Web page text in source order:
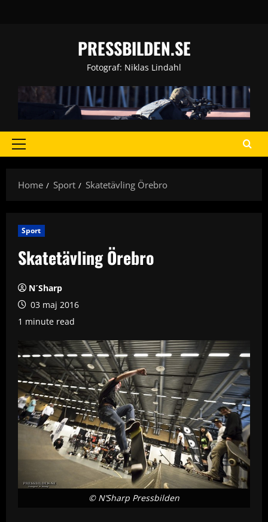
PRESSBILDEN.SE
Fotograf: Niklas Lindahl
Primary
Home
Sport Skatetävling Örebro
Sport
Skatetävling Örebro
N´Sharp
03 maj 2016
1 minute read
© N’Sharp Pressbilden